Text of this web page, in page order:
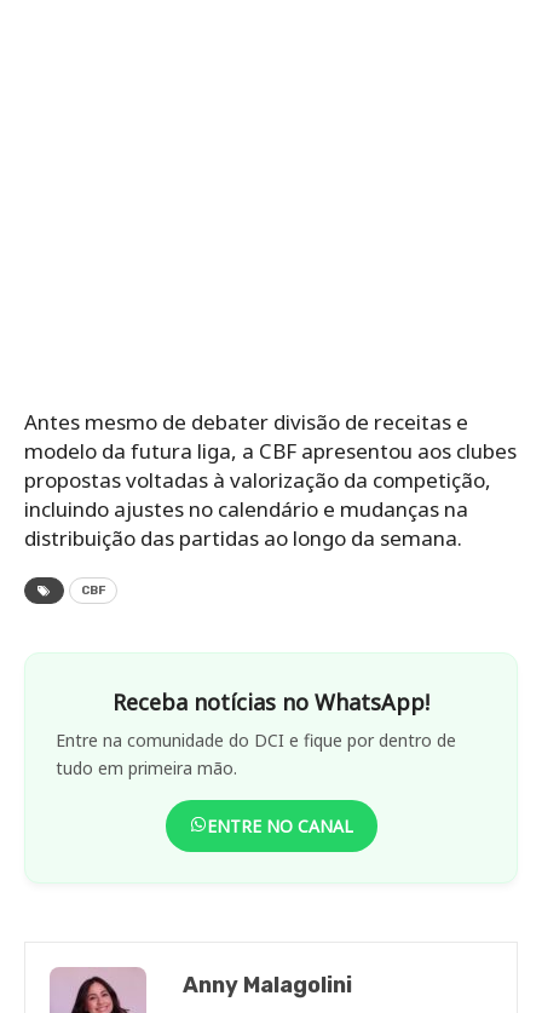
Antes mesmo de debater divisão de receitas e
modelo da futura liga, a CBF apresentou aos clubes
propostas voltadas à valorização da competição,
incluindo ajustes no calendário e mudanças na
distribuição das partidas ao longo da semana.
CBF
Receba notícias no WhatsApp!
Entre na comunidade do DCI e fique por dentro de
tudo em primeira mão.
ENTRE NO CANAL
Anny Malagolini